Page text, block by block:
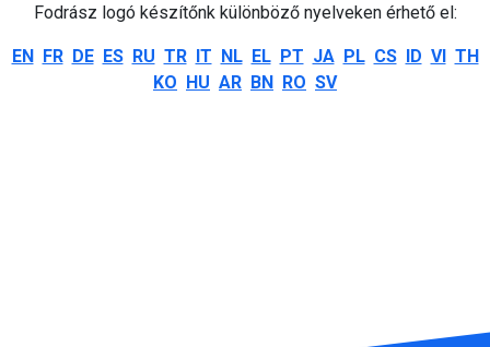
Fodrász logó készítőnk különböző nyelveken érhető el:
EN FR DE ES RU TR IT NL EL PT JA PL CS ID VI TH
KO HU AR BN RO SV